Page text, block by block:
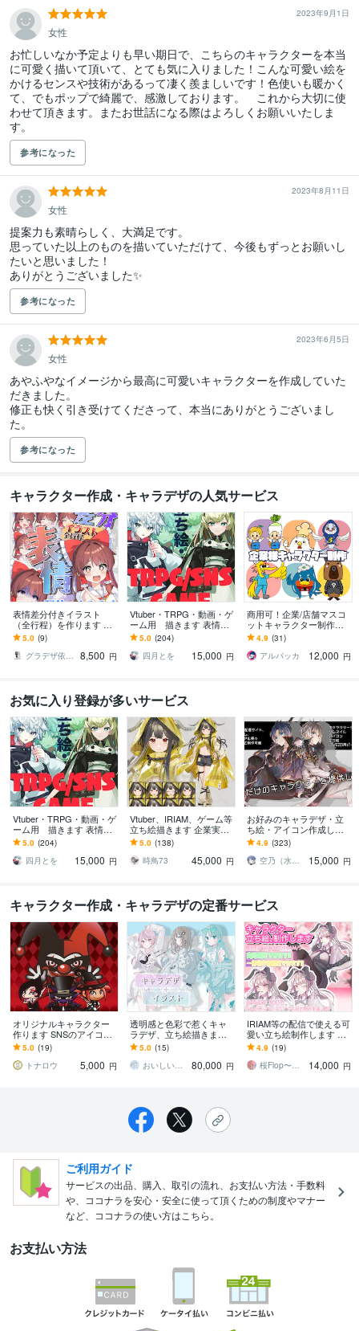
2023年9月1日
女性
お忙しいなか予定よりも早い期日で、こちらのキャラクターを本当
に可愛く描いて頂いて、とても気に入りました！こんな可愛い絵を
かけるセンスや技術があるって凄く羨ましいです！色使いも暖かく
て、でもポップで綺麗で、感激しております。　これから大切に使
わせて頂きます。またお世話になる際はよろしくお願いいたしま
す。
参考になった
2023年8月11日
女性
提案力も素晴らしく、大満足です。
思っていた以上のものを描いていただけて、今後もずっとお願いし
たいと思いました！
ありがとうございました✨
参考になった
2023年6月5日
女性
あやふやなイメージから最高に可愛いキャラクターを作成していた
だきました。
修正も快く引き受けてくださって、本当にありがとうございまし
た。
参考になった
キャラクター作成・キャラデザの人気サービス
表情差分付きイラスト
（全行程）を作ります 配
信にオススメ！演出に合
わせたイラストを全行程
お作りします！
5.0 (9)
グラデザ依頼 ※活動名（グラデザねっこ）
8,500 円
Vtuber・TRPG・動画・ゲ
ーム用 描きます 表情差
分2枚無料付き（腰上～全
身制作の場合）
5.0 (204)
四月とを
15,000 円
商用可！企業/店舗マスコ
ットキャラクター制作し
ます ★ココナラ販売実績2
60件★キャラクター実績
多数！
4.9 (31)
アルパッカ
12,000 円
お気に入り登録が多いサービス
Vtuber・TRPG・動画・ゲ
ーム用 描きます 表情差
分2枚無料付き（腰上～全
身制作の場合）
5.0 (204)
四月とを
15,000 円
Vtuber、IRIAM、ゲーム等
立ち絵描きます 企業実績
多数！ハイクオリティな
イラストをお届けしま
す！
5.0 (138)
時鳥73
45,000 円
お好みのキャラデザ・立
ち絵・アイコン作成しま
す あなただけのキャラク
ターイラストを提供しま
す!
4.9 (323)
空乃（水飴）
15,000 円
キャラクター作成・キャラデザの定番サービス
オリジナルキャラクター
作ります SNSのアイコ
ン、マスコット、ゲーム
用のキャラクターに
5.0 (19)
トナロウ
5,000 円
透明感と色彩で惹くキャ
ラデザ、立ち絵描きます
配信、グッズ用などキャ
ラデから立ち絵まで制作
します
5.0 (15)
おいしいさめ
80,000 円
IRIAM等の配信で使える可
愛い立ち絵制作します 配
信、TRPG、VTuber、歌
ってみた、MVなどにオス
スメ
4.9 (19)
桜Flop〜イラスト依頼募集中
14,000 円
ご利用ガイド
サービスの出品、購入、取引の流れ、お支払い方法・手数料
や、ココナラを安心・安全に使って頂くための制度やマナー
など、ココナラの使い方はこちら。
お支払い方法